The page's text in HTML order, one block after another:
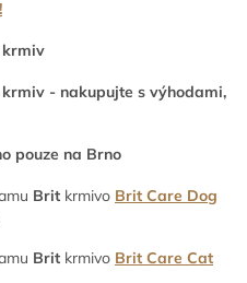
krmiv
- nakupujte s výhodami,
pouze na Brno
Brit krmivo Brit Care Dog
Brit krmivo Brit Care Cat